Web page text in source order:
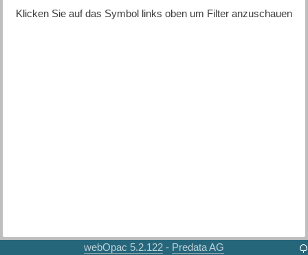
Klicken Sie auf das Symbol links oben um Filter anzuschauen
webOpac 5.2.122 - Predata AG